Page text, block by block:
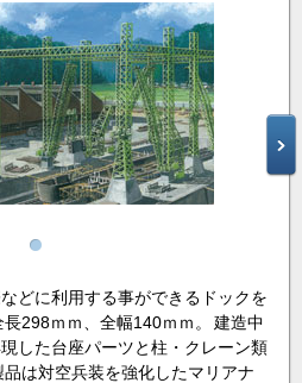
どに利用する事ができるドックを
298ｍｍ、全幅140ｍｍ。 建造中
した台座パーツと柱・クレーン類
は対空兵装を強化したマリアナ